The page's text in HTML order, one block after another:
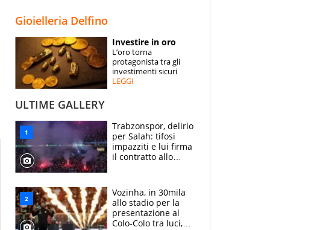
ESPERTI
CONTATTI
Gioielleria Delfino
Investire in oro
L’oro torna
protagonista tra gli
investimenti sicuri
LEGGI
ULTIME GALLERY
Trabzonspor, delirio
per Salah: tifosi
impazziti e lui firma
il contratto allo
Vozinha, in 30mila
allo stadio per la
presentazione al
Colo-Colo tra luci,